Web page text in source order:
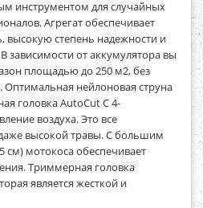
инструментом для случайных
Агрегат обеспечивает
степень надежности и
зависимости от аккумулятора вы
площадью до 250 м2, без
Оптимальная нейлоновая струна
головка AutoCut C 4-
воздуха. Это все
высокой травы. С большим
см) мотокоса обеспечивает
Триммерная головка
является жесткой и